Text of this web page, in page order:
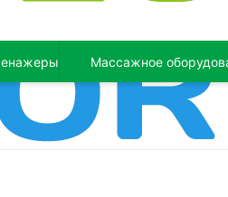
Массажное